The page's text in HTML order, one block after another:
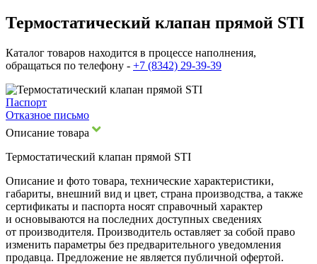
Термостатический клапан прямой STI
Каталог товаров находится в процессе наполнения,
обращаться по телефону - +7 (8342) 29-39-39
Паспорт
Отказное письмо
Описание товара
Термостатический клапан прямой STI
Описание и фото товара, технические характеристики,
габариты, внешний вид и цвет, страна производства, а также
сертификаты и паспорта носят справочный характер
и основываются на последних доступных сведениях
от производителя. Производитель оставляет за собой право
изменить параметры без предварительного уведомления
продавца. Предложение не является публичной офертой.